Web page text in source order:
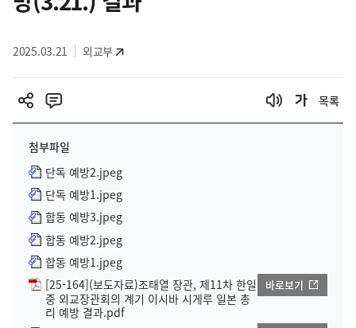
2025.03.21 외교부
목록
첨부파일
단독 예방2.jpeg
단독 예방1.jpeg
합동 예방3.jpeg
합동 예방2.jpeg
합동 예방1.jpeg
[25-164](보도자료)조태열 장관, 제11차 한일
중 외교장관회의 계기 이시바 시게루 일본 총
리 예방 결과.pdf
바로보기